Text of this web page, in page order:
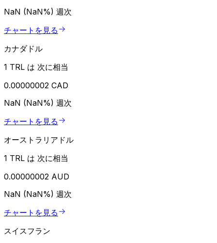
NaN (NaN%) 週次
チャートを見る
カナダドル
1 TRL は 次に相当
0.00000002 CAD
NaN (NaN%) 週次
チャートを見る
オーストラリアドル
1 TRL は 次に相当
0.00000002 AUD
NaN (NaN%) 週次
チャートを見る
スイスフラン